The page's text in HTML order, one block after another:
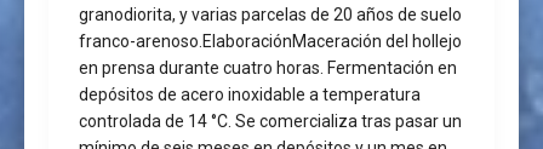
granodiorita, y varias parcelas de 20 años de suelo
franco-arenoso.ElaboraciónMaceración del hollejo
en prensa durante cuatro horas. Fermentación en
depósitos de acero inoxidable a temperatura
controlada de 14 °C. Se comercializa tras pasar un